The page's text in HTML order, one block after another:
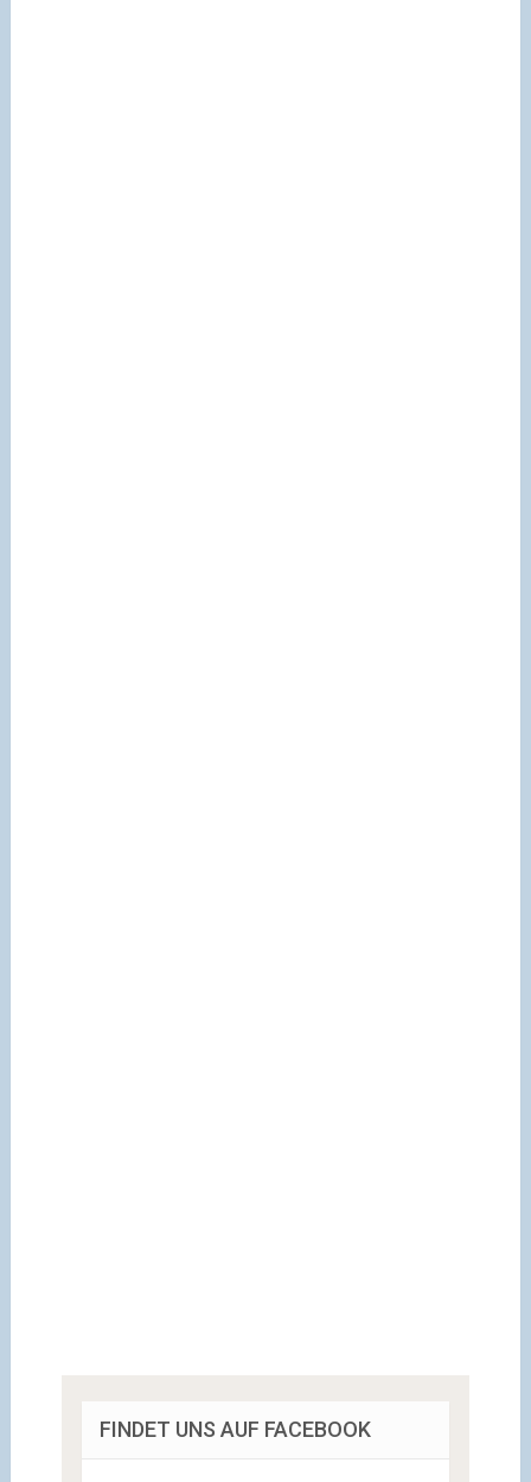
FINDET UNS AUF FACEBOOK